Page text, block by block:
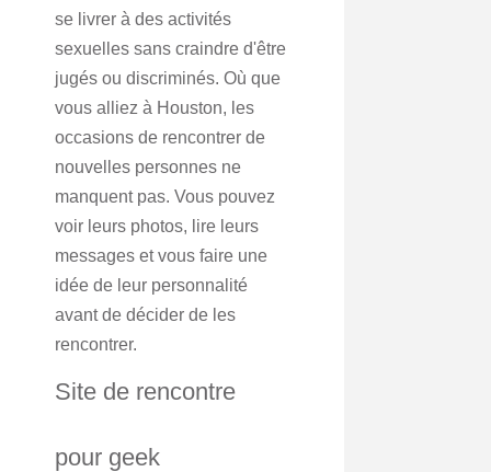
se livrer à des activités
sexuelles sans craindre d'être
jugés ou discriminés. Où que
vous alliez à Houston, les
occasions de rencontrer de
nouvelles personnes ne
manquent pas. Vous pouvez
voir leurs photos, lire leurs
messages et vous faire une
idée de leur personnalité
avant de décider de les
rencontrer.
Site de rencontre
pour geek